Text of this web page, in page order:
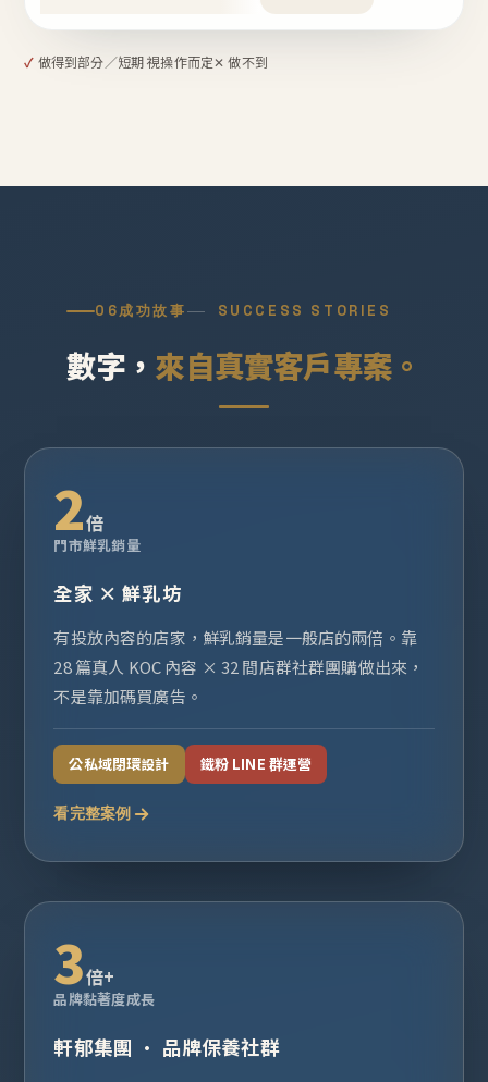
✓ 做得到部分／短期 視操作而定✕ 做不到
06成功故事 SUCCESS STORIES
數字， 來自真實客戶專案。
2倍
門市鮮乳銷量
全家 × 鮮乳坊
有投放內容的店家，鮮乳銷量是一般店的兩倍。靠
28 篇真人 KOC 內容 × 32 間店群社群團購做出來，
不是靠加碼買廣告。
公私域閉環設計 鐵粉 LINE 群運營
看完整案例
3倍+
品牌黏著度成長
軒郁集團 · 品牌保養社群